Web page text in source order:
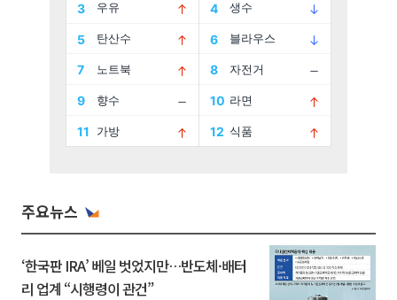
주요뉴스
‘한국판 IRA’ 베일 벗었지만…반도체·배터
리 업계 “시행령이 관건”